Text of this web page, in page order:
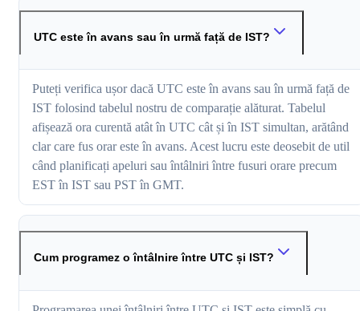
UTC este în avans sau în urmă față de IST?
Puteți verifica ușor dacă UTC este în avans sau în urmă față de
IST folosind tabelul nostru de comparație alăturat. Tabelul
afișează ora curentă atât în UTC cât și în IST simultan, arătând
clar care fus orar este în avans. Acest lucru este deosebit de util
când planificați apeluri sau întâlniri între fusuri orare precum
EST în IST sau PST în GMT.
Cum programez o întâlnire între UTC și IST?